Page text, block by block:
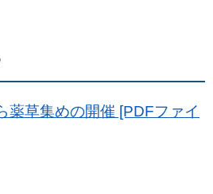
薬草集めの開催 [PDFファイ